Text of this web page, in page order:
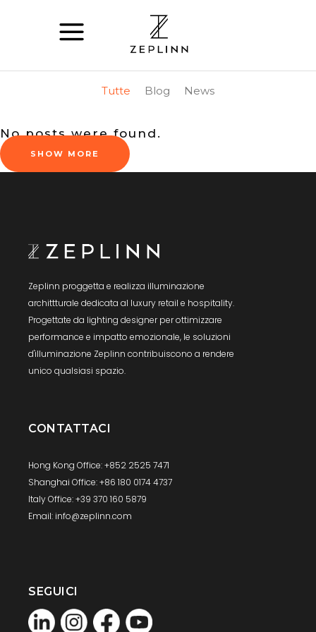
Tutte Blog News
No posts were found.
SHOW MORE
Zeplinn proggetta e realizza illuminazione
archittturale dedicata al luxury retail e hospitality.
Progettate da lighting designer per ottimizzare
performance e impatto emozionale, le soluzioni
d'illuminazione Zeplinn contribuiscono a rendere
unico qualsiasi spazio.
CONTATTACI
Hong Kong Office: +852 2525 7471
Shanghai Office: +86 180 0174 4737
Italy Office: +39 370 160 5879
Email: info@zeplinn.com
SEGUICI